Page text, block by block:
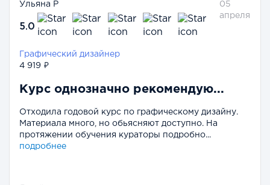
Ульяна Р
5.0
05
апреля
Графический дизайнер
4 919 ₽
Курс однозначно рекомендую...
Отходила годовой курс по графическому дизайну.
Материала много, но обьясняют доступно. На
протяжении обучения кураторы подробно...
подробнее